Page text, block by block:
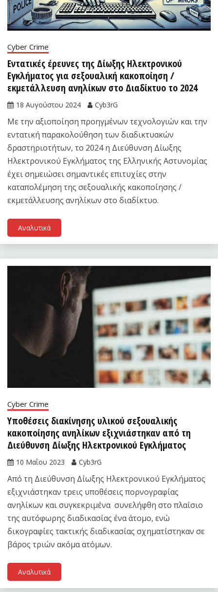
Cyber Crime
Εντατικές έρευνες της Δίωξης Ηλεκτρονικού
Εγκλήματος για σεξουαλική κακοποίηση /
εκμετάλλευση ανηλίκων στο Διαδίκτυο το 2024
18 Αυγούστου 2024 Cyb3rG
Με την αξιοποίηση προηγμένων τεχνολογιών και την
εντατική παρακολούθηση των διαδικτυακών
δραστηριοτήτων, το 2024 η Διεύθυνση Δίωξης
Ηλεκτρονικού Εγκλήματος της Ελληνικής Αστυνομίας
έχει σημειώσει σημαντικές επιτυχίες στην
καταπολέμηση της σεξουαλικής κακοποίησης /
εκμετάλλευσης ανηλίκων στο διαδίκτυο.
Αναλυτικά
Cyber Crime
Υποθέσεις διακίνησης υλικού σεξουαλικής
κακοποίησης ανηλίκων εξιχνιάστηκαν από τη
Διεύθυνση Δίωξης Ηλεκτρονικού Εγκλήματος
10 Μαΐου 2023 Cyb3rG
Από τη Διεύθυνση Δίωξης Ηλεκτρονικού Εγκλήματος
εξιχνιάστηκαν τρεις υποθέσεις πορνογραφίας
ανηλίκων και συγκεκριμένα συνελήφθη στο πλαίσιο
της αυτόφωρης διαδικασίας ένα άτομο, ενώ
δικογραφίες τακτικής διαδικασίας σχηματίστηκαν σε
βάρος τριών ακόμα ατόμων.
Αναλυτικά